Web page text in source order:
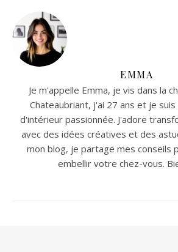
EMMA
Je m'appelle Emma, je vis dans la
Chateaubriant, j'ai 27 ans et je
d'intérieur passionnée. J'adore
avec des idées créatives et des
mon blog, je partage mes conseils
embellir votre chez-vous.